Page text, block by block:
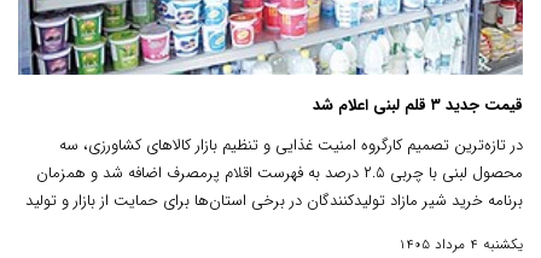
قیمت جدید ۳ قلم لبنی اعلام شد
در تازه‌ترین تصمیم کارگروه امنیت غذایی و تنظیم بازار کالاهای کشاورزی، سه
محصول لبنی با چربی ۲.۵ درصد به فهرست اقلام پرمصرف اضافه شد و همزمان
برنامه خرید شیر مازاد تولیدکنندگان در برخی استان‌ها برای حمایت از بازار و تولید
یکشنبه 4 مرداد 1405